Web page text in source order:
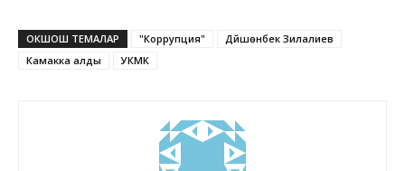
ОКШОШ ТЕМАЛАР "Коррупция"
Дүйшөнбек Зилалиев
Камакка алды
УКМК